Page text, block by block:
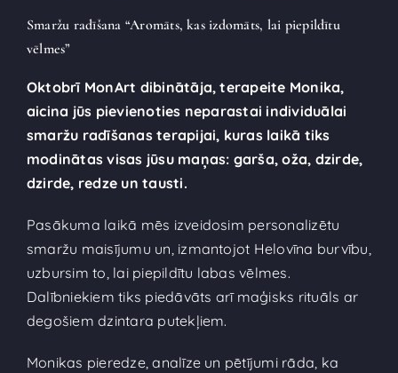
Smaržu radīšana “Aromāts, kas izdomāts, lai piepildītu
vēlmes”
Oktobrī MonArt dibinātāja, terapeite Monika,
aicina jūs pievienoties neparastai individuālai
smaržu radīšanas terapijai, kuras laikā tiks
modinātas visas jūsu maņas: garša, oža, dzirde,
dzirde, redze un tausti.
Pasākuma laikā mēs izveidosim personalizētu
smaržu maisījumu un, izmantojot Helovīna burvību,
uzbursim to, lai piepildītu labas vēlmes.
Dalībniekiem tiks piedāvāts arī maģisks rituāls ar
degošiem dzintara putekļiem.
Monikas pieredze, analīze un pētījumi rāda, ka